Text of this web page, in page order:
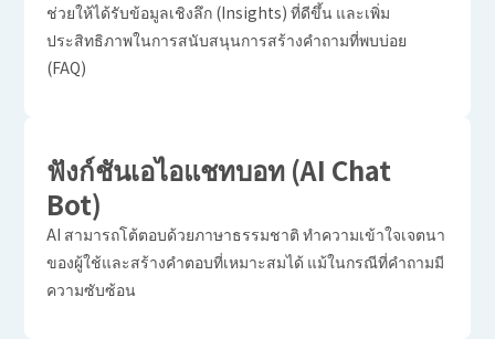
ช่วยให้ได้รับข้อมูลเชิงลึก (Insights) ที่ดีขึ้น และเพิ่ม
ประสิทธิภาพในการสนับสนุนการสร้างคำถามที่พบบ่อย
(FAQ)
ฟังก์ชันเอไอแชทบอท (AI Chat
Bot)
AI สามารถโต้ตอบด้วยภาษาธรรมชาติ ทำความเข้าใจเจตนา
ของผู้ใช้และสร้างคำตอบที่เหมาะสมได้ แม้ในกรณีที่คำถามมี
ความซับซ้อน